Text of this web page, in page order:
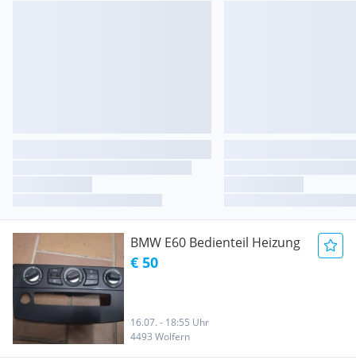
BMW E60 Bedienteil Heizung
€ 50
16.07. - 18:55 Uhr
4493 Wolfern